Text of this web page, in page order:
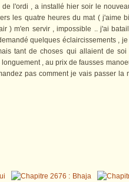
l'ordi , a installé hier soir le
les quatre heures du mat ( j'aime
) m'en servir , impossible .. j'ai
quelques éclaircissements ,
tant de choses qui allaient de soi
, au prix de fausses
pas comment je vais passer la